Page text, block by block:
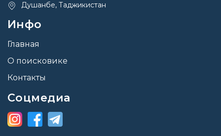
Душанбе, Таджикистан
Инфо
Главная
О поисковике
Контакты
Соцмедиа